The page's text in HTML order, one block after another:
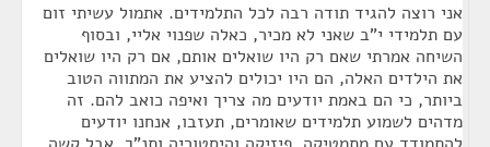
אני רוצה להגיד תודה רבה לכל התלמידים. אתמול עשיתי זום
עם תלמידי י"ב שאני לא מכיר, כאלה שפנוי אליי, ובסוף
השיחה אמרתי שאם רק היו שואלים אותם, אם רק היו שואלים
את הילדים האלה, הם היו יכולים להציע את המתווה הטוב
ביותר, כי הם באמת יודעים מה צריך ואיפה כואב להם. זה
מדהים לשמוע תלמידים שאומרים, תעזבו, אנחנו יודעים